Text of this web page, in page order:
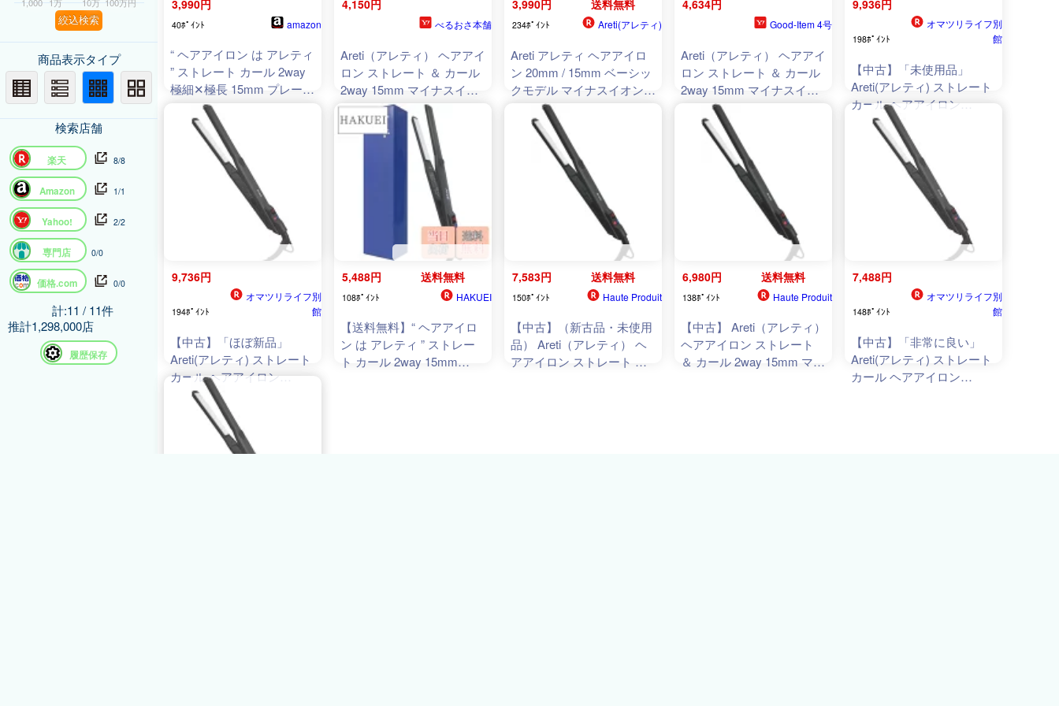
絞込検索
商品表示タイプ
検索店舗
楽天 8/8
Amazon 1/1
Yahoo! 2/2
専門店 0/0
価格.com 0/0
計:11 / 11件
推計1,298,000店
履歴保存
3,990円
40ﾎﾟｲﾝﾄ amazon
“ ヘアアイロン は アレティ
” ストレート カール 2way
極細✕極長 15mm プレート
急速170℃ たくさん挟めて
時短 メンズ 前髪 ダメージ
レス 60℃から230℃まで
細かな34段階温度設定 チ
タニウムコーティング
Areti-i628BK 海外対応
4,150円
べるおさ本舗
Areti（アレティ） ヘアアイ
ロン ストレート ＆ カール
2way 15mm マイナスイオ
ン メンズ i628BK プレシジ
ョン
3,990円 送料無料
234ﾎﾟｲﾝﾄ Areti(アレティ)
Areti アレティ ヘアアイロ
ン 20mm / 15mm ベーシッ
クモデル マイナスイオン
2way コテ ストレート ＆
カール チタニウムコーティ
ング Almighty(M)
i679BK/i628BK ｜アイロン
ヘアーアイロン
4,634円
Good-Item 4号
Areti（アレティ） ヘアアイ
ロン ストレート ＆ カール
2way 15mm マイナスイオ
ン メンズ i628BK プレシジ
ョン
9,936円
198ﾎﾟｲﾝﾄ
オマツリライフ別
館
【中古】「未使用品」
Areti(アレティ) ストレート
カール ヘアアイロン
i628BK (ブラック)
9,736円
194ﾎﾟｲﾝﾄ
オマツリライフ別
館
【中古】「ほぼ新品」
Areti(アレティ) ストレート
カール ヘアアイロン
i628BK (ブラック)
5,488円 送料無料
108ﾎﾟｲﾝﾄ HAKUEI
【送料無料】“ ヘアアイロ
ン は アレティ ” ストレー
ト カール 2way 15mm
7,583円 送料無料
150ﾎﾟｲﾝﾄ Haute Produit
【中古】（新古品・未使用
品） Areti（アレティ） ヘ
アアイロン ストレート ＆
6,980円 送料無料
138ﾎﾟｲﾝﾄ Haute Produit
【中古】 Areti（アレティ）
ヘアアイロン ストレート
＆ カール 2way 15mm マイ
7,488円
148ﾎﾟｲﾝﾄ
オマツリライフ別
館
【中古】「非常に良い」
Areti(アレティ) ストレート
カール ヘアアイロン